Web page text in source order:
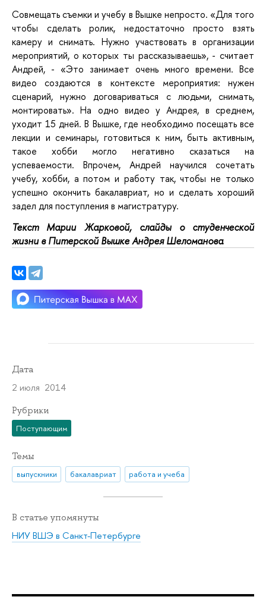
Совмещать съемки и учебу в Вышке непросто. «Для того
чтобы сделать ролик, недостаточно просто взять
камеру и снимать. Нужно участвовать в организации
мероприятий, о которых ты рассказываешь», - считает
Андрей, - «Это занимает очень много времени. Все
видео создаются в контексте мероприятия: нужен
сценарий, нужно договариваться с людьми, снимать,
монтировать». На одно видео у Андрея, в среднем,
уходит 15 дней. В Вышке, где необходимо посещать все
лекции и семинары, готовиться к ним, быть активным,
такое хобби могло негативно сказаться на
успеваемости. Впрочем, Андрей научился сочетать
учебу, хобби, а потом и работу так, чтобы не только
успешно окончить бакалавриат, но и сделать хороший
задел для поступления в магистратуру.
Текст Марии Жарковой, слайды о студенческой
жизни в Питерской Вышке Андрея Шеломанова
Дата
2 июля 2014
Рубрики
Поступающим
Темы
выпускники бакалавриат работа и учеба
В статье упомянуты
НИУ ВШЭ в Санкт-Петербурге